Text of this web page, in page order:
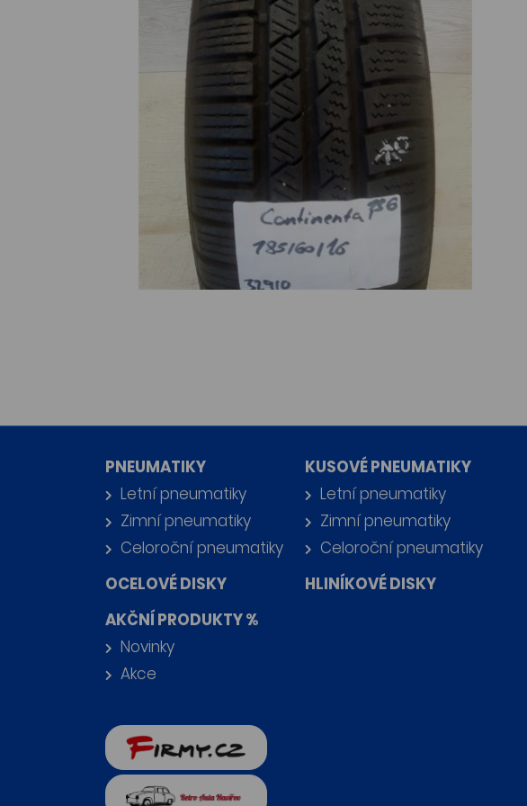
PNEUMATIKY
Letní pneumatiky
Zimní pneumatiky
Celoroční pneumatiky
KUSOVÉ PNEUMATIKY
Letní pneumatiky
Zimní pneumatiky
Celoroční pneumatiky
OCELOVÉ DISKY
HLINÍKOVÉ DISKY
AKČNÍ PRODUKTY %
Novinky
Akce
firmy.cz
Retro auta Havířov